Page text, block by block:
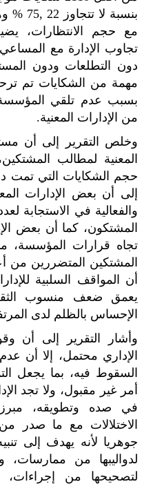
بنسبة
مع حجم الانتظارات،
تجاوب الإدارة مع
دون التطلعات ودون
بسبب عدم تلقي
من الإدارات المعنية.
وخلص التقرير إلى أن
المعنية لمطالب
حجم الشكايات التي تمت
إلى أن بعض الإدارات
والفعالية في الاستجابة
المشتكون، كما أن بعض
تجاه قرارات المؤسسة،
المشتكين المتضررين من
أن المواقف السلبية
يعمق ضعف منسوب
الإحساس بالظلم لدى
وأشار التقرير إلى أن
الإداري محتمل، إلا أن
السقوط فيه، بما يجعل
أمر غير مقبول، ولا تجد
في صده وتطويقه،
الاختلالات مع ما صدر
جوهريا لأنه يهدف إلى
لدواليبها من ممارسات،
لتصحيحها من